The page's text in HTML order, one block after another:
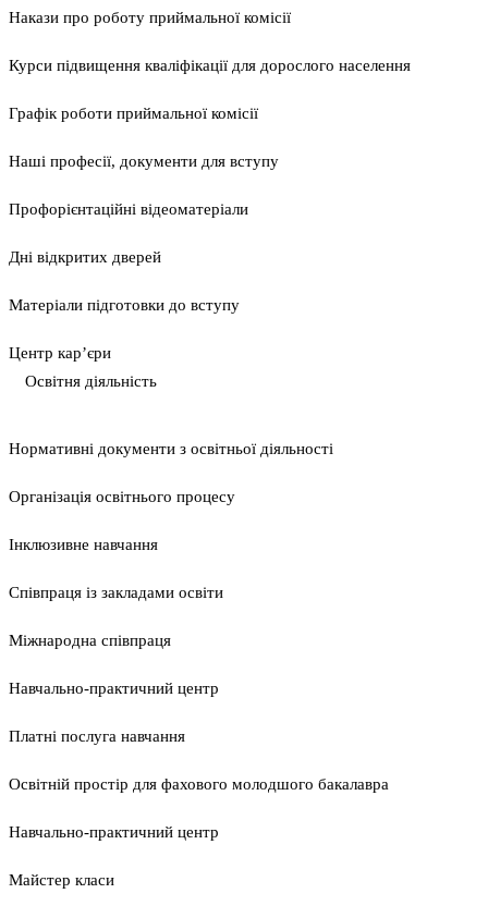
Накази про роботу приймальної комісії
Курси підвищення кваліфікації для дорослого населення
Графік роботи приймальної комісії
Наші професії, документи для вступу
Профорієнтаційні відеоматеріали
Дні відкритих дверей
Матеріали підготовки до вступу
Центр кар’єри
Освітня діяльність
Нормативні документи з освітньої діяльності
Організація освітнього процесу
Інклюзивне навчання
Співпраця із закладами освіти
Міжнародна співпраця
Навчально-практичний центр
Платні послуга навчання
Освітній простір для фахового молодшого бакалавра
Навчально-практичний центр
Майстер класи